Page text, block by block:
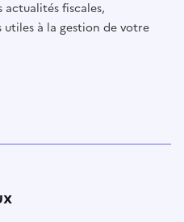
actualités fiscales,
à la gestion de votre